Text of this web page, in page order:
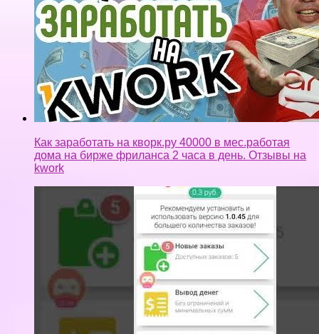
Как заработать на кворк.ру 40000 в мес.работая
дома на бирже фриланса 2 часа в день. Отзывы на
kwork